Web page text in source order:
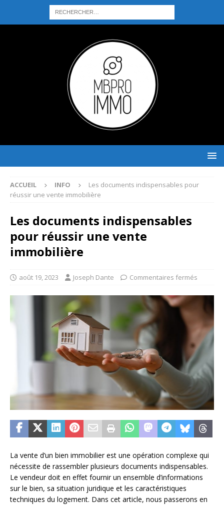
ACCUEIL INFO
Les documents indispensables pour
réussir une vente immobilière
Les documents indispensables
pour réussir une vente
immobilière
août 19, 2023 Joseph Dante Commentaires fermés
La vente d’un bien immobilier est une opération complexe qui
nécessite de rassembler plusieurs documents indispensables.
Le vendeur doit en effet fournir un ensemble d’informations
sur le bien, sa situation juridique et les caractéristiques
techniques du logement. Dans cet article, nous passerons en